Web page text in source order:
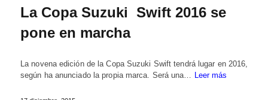
La Copa Suzuki Swift 2016 se
pone en marcha
La novena edición de la Copa Suzuki Swift tendrá lugar en 2016,
según ha anunciado la propia marca. Será una…
Leer más